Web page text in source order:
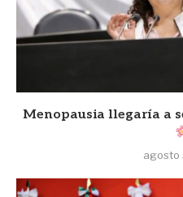
Menopausia llegaría a
agosto